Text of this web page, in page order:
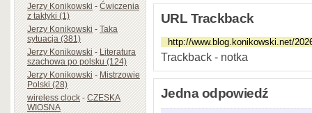
Jerzy Konikowski-Ćwiczenia
z taktyki (1)
Jerzy Konikowski-Taka
sytuacja (381)
Jerzy Konikowski-Literatura
szachowa po polsku (124)
Jerzy Konikowski-Mistrzowie
Polski (28)
wireless clock-CZESKA
WIOSNA
URL Trackback
Trackback - notka
Jedna odpowiedź